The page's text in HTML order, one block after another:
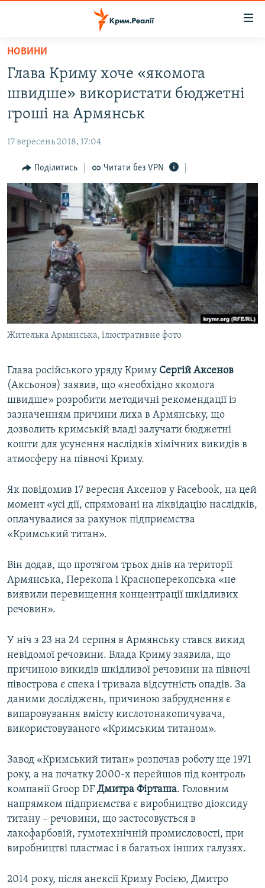
Перейти
основного
матеріалу
до
основної
навігації
Перейти
до
пошуку
ВОДА.КРИМ
ВІДЕО ТА ФОТО
БЛОГИ
ПОГЛЯД
ІНТЕРВ'Ю
ВСЕ ЗА ДЕНЬ
СПЕЦПРОЕКТИ
ДЕПОРТАЦІЯ
ВІДЕОУРОКИ «ELIFBE»
СВІДЧЕННЯ ОКУПАЦІЇ
УКРАЇНСЬКА ПРОБЛЕМА КРИМУ
ІНФОГРАФІКА
ЯК ОБІЙТИ БЛОКУВАННЯ
Русский
Qırımtatar
ДОЛУЧАЙСЯ!
Усі сайти RFE/RL
НОВИНИ
Глава Криму хоче «якомога
швидше» використати бюджетні
гроші на Армянськ
17 вересень 2018, 17:04
Поділитись Читати без VPN
Жителька Армянська, ілюстративне фото
Глава російського уряду Криму Сергій Аксенов
(Аксьонов) заявив, що «необхідно якомога
швидше» розробити методичні рекомендації із
зазначенням причини лиха в Армянську, що
дозволить кримській владі залучати бюджетні
кошти для усунення наслідків хімічних викидів в
атмосферу на півночі Криму.
Як повідомив 17 вересня Аксенов у Facebook, на цей
момент «усі дії, спрямовані на ліквідацію наслідків,
оплачувалися за рахунок підприємства
«Кримський титан».
Він додав, що протягом трьох днів на території
Армянська, Перекопа і Красноперекопська «не
виявили перевищення концентрації шкідливих
речовин».
У ніч з 23 на 24 серпня в Армянську стався викид
невідомої речовини. Влада Криму заявила, що
причиною викидів шкідливої речовини на півночі
півострова є спека і тривала відсутність опадів. За
даними досліджень, причиною забруднення є
випаровування вмісту кислотонакопичувача,
використовуваного «Кримським титаном».
Завод «Кримський титан» розпочав роботу ще 1971
року, а на початку 2000-х перейшов під контроль
компанії Groop DF Дмитра Фірташа. Головним
напрямком підприємства є виробництво діоксиду
титану – речовини, що застосовується в
лакофарбовій, гумотехнічній промисловості, при
виробництві пластмас і в багатьох інших галузях.​
2014 року, після анексії Криму Росією, Дмитро